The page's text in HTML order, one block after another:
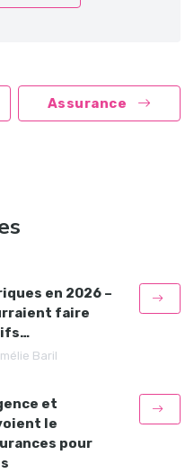
Assurance
en 2026 –
faire
Baril
et
le
pour